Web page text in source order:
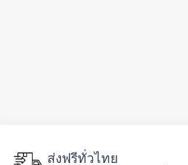
ส่งฟรีทั่วไทย